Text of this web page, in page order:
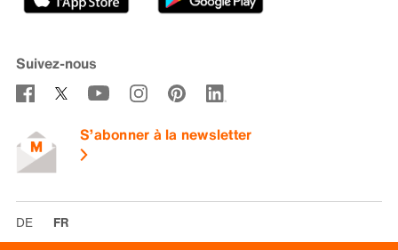
Médias
Code de conduite et signalement
Suivez-nous
S’abonner à la newsletter
DE FR